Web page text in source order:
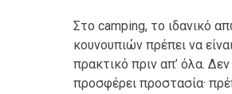
Στο camping, το ιδανικό
κουνουπιών πρέπει να
πρακτικό πριν απ’ όλα. Δεν
προσφέρει προστασία·